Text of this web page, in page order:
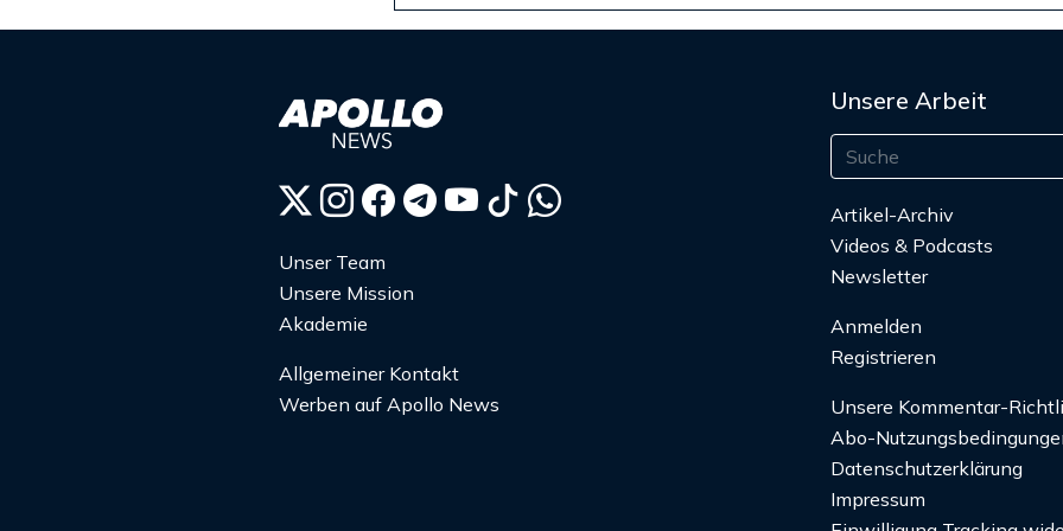
Unser Team
Unsere Mission
Akademie
Allgemeiner Kontakt
Werben auf Apollo News
Unsere Arbeit
Artikel-Archiv
Videos & Podcasts
Newsletter
Anmelden
Registrieren
Unsere Kommentar-
Abo-
Datenschutzerklärung
Impressum